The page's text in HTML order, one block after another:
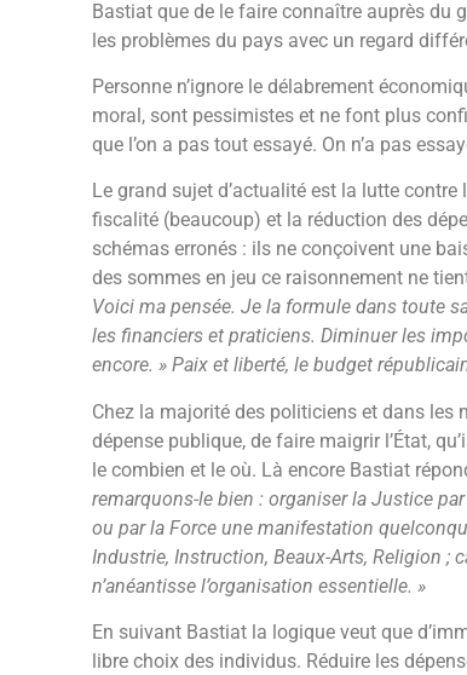
Bastiat que de le faire connaître auprès du
les problèmes du pays avec un regard
Personne n’ignore le délabrement
moral, sont pessimistes et ne font plus
que l’on a pas tout essayé. On n’a pas
Le grand sujet d’actualité est la lutte
fiscalité (beaucoup) et la réduction des
schémas erronés : ils ne conçoivent une
des sommes en jeu ce raisonnement ne
Voici ma pensée. Je la formule dans toute
les financiers et praticiens. Diminuer les
encore. » Paix et liberté, le budget
Chez la majorité des politiciens et dans les
dépense publique, de faire maigrir l’État,
le combien et le où. Là encore Bastiat
remarquons-le bien : organiser la Justice par
ou par la Force une manifestation
Industrie, Instruction, Beaux-Arts, Religion ;
n’anéantisse l’organisation essentielle. »
En suivant Bastiat la logique veut que
libre choix des individus. Réduire les